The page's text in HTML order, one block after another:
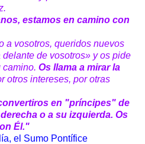
estamos en camino con
a vosotros, queridos nuevos
de vosotros» y os pide
camino. Os llama a mirar la
otros intereses, por otras
en "príncipes" de
o a su izquierda. Os
Él."
el Sumo Pontífice